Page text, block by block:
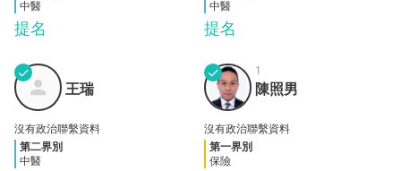
提名
中醫
提名
中醫
王瑞
✓
王瑞
沒有政治聯繫資料
第二界別
中醫
陳照
男
✓ 1
陳照男
沒有政治聯繫資料
第一界別
保險